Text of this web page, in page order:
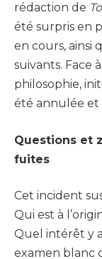
rédaction de
été surpris en
en cours, ainsi
suivants. Face
philosophie,
été annulée et
Questions et
fuites
Cet incident
Qui est à
Quel intérêt y
examen blanc